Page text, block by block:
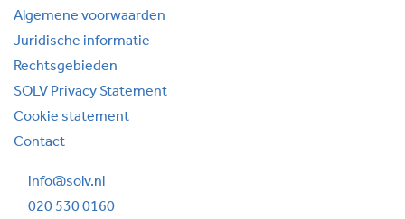
Algemene voorwaarden
Juridische informatie
Rechtsgebieden
SOLV Privacy Statement
Cookie statement
Contact
info@solv.nl
020 530 0160